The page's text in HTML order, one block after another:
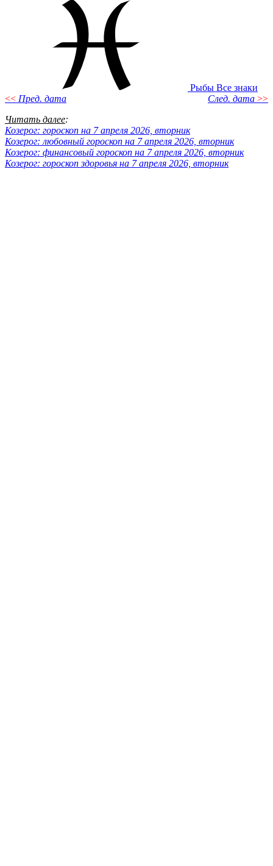
Рыбы Все знаки
<< Пред. дата След. дата >>
Читать далее:
Козерог: гороскоп на 7 апреля 2026, вторник
Козерог: любовный гороскоп на 7 апреля 2026, вторник
Козерог: финансовый гороскоп на 7 апреля 2026, вторник
Козерог: гороскоп здоровья на 7 апреля 2026, вторник